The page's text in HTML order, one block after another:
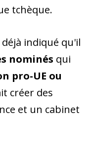
tchèque.
déjà indiqué qu'il
nominés qui
pro-UE ou
créer des
et un cabinet